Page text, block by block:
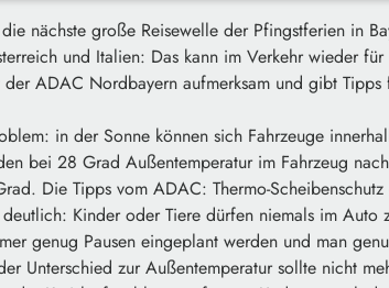
nächste große Reisewelle der Pfingstferien in
und Italien: Das kann im Verkehr wieder
ADAC Nordbayern aufmerksam und gibt Tipps
in der Sonne können sich Fahrzeuge
bei 28 Grad Außentemperatur im Fahrzeug
Die Tipps vom ADAC: Thermo-
Kinder oder Tiere dürfen niemals im Auto
genug Pausen eingeplant werden und man
Unterschied zur Außentemperatur sollte nicht